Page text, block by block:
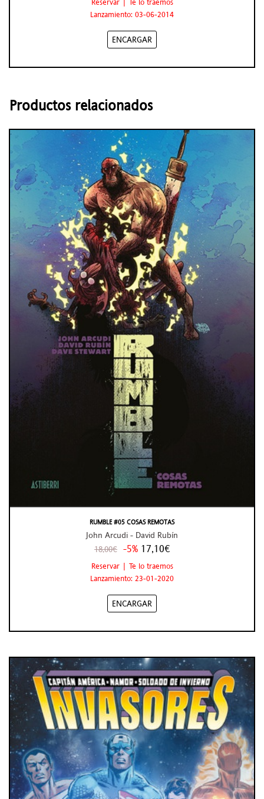
Lanzamiento: 03-06-2014
ENCARGAR
Productos relacionados
RUMBLE #05 COSAS REMOTAS
John Arcudi - David Rubín
18,00€ -5% 17,10€
Reservar | Te lo traemos
Lanzamiento: 23-01-2020
ENCARGAR